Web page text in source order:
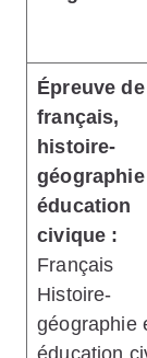
Épreuve de
français,
histoire-
éducation
civique :
Français
Histoire-
géographie